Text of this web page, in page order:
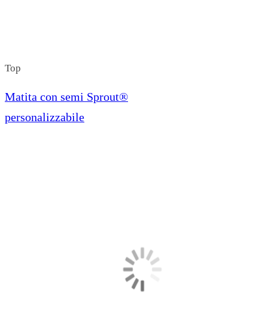
Top
Matita con semi Sprout®️
personalizzabile